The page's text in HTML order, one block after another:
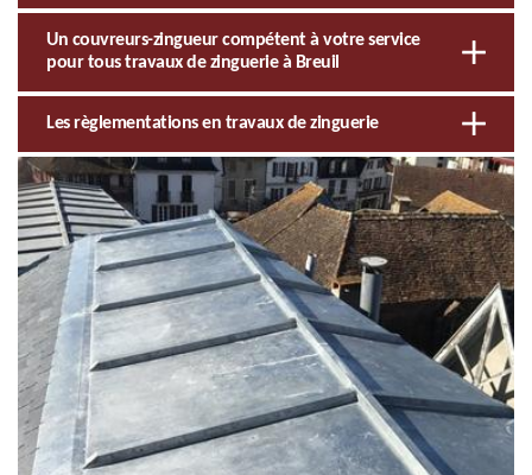
Un couvreurs-zingueur compétent à votre service
pour tous travaux de zinguerie à Breuil
Les règlementations en travaux de zinguerie